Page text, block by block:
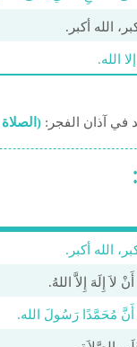
الله أکبر.
الله.
في آذان الفجر:
الله أكبر.
لاَ إِلَهَ إِلاَّ اللهُ.
أَنَّ مُحَمَّدًا رَسُولَ الله.